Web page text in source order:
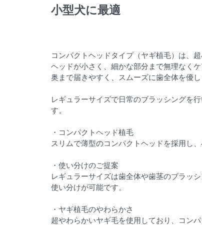
小型犬に最適
コンパクトヘッドタイプ（ヤギ植毛）は、
ヘッドが小さく、細かな部分まで無理なくケ
奥まで届きやすく、スムーズに歯全体を優
レギュラーサイズで日常のブラッシングを
す。
・コンパクトヘッド植毛
スリムで薄型のコンパクトヘッドを採用し
・使い分けのご提案
レギュラーサイズは歯全体や歯茎のブラッ
使い分けが可能です。
・ヤギ植毛のやわらかさ
超やわらかいヤギ毛を使用しており、コン